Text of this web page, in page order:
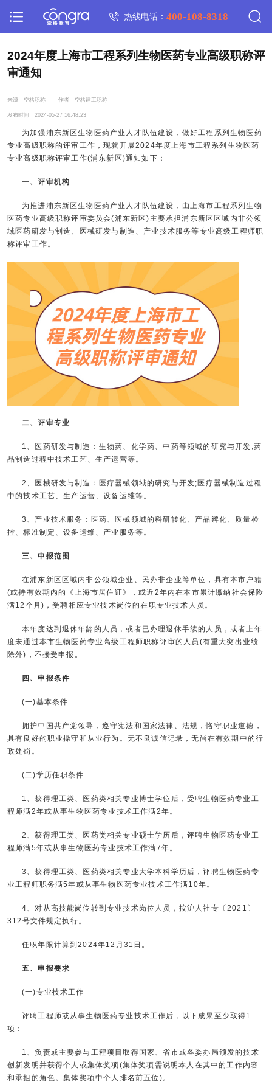
热线电话：400-108-8318
2024年度上海市工程系列生物医药专业高级职称评
审通知
来源：空格职称 作者：空格建工职称
发布时间：2024-05-27 16:48:23
为加强浦东新区生物医药产业人才队伍建设，做好工程系列生物医药
专业高级职称的评审工作，现就开展2024年度上海市工程系列生物医药
专业高级职称评审工作(浦东新区)通知如下：
一、评审机构
为推进浦东新区生物医药产业人才队伍建设，由上海市工程系列生物
医药专业高级职称评审委员会(浦东新区)主要承担浦东新区区域内非公领
域医药研发与制造、医械研发与制造、产业技术服务等专业高级工程师职
称评审工作。
二、评审专业
1、医药研发与制造：生物药、化学药、中药等领域的研究与开发;药
品制造过程中技术工艺、生产运营等。
2、医械研发与制造：医疗器械领域的研究与开发;医疗器械制造过程
中的技术工艺、生产运营、设备运维等。
3、产业技术服务：医药、医械领域的科研转化、产品孵化、质量检
控、标准制定、设备运维、产业服务等。
三、申报范围
在浦东新区区域内非公领域企业、民办非企业等单位，具有本市户籍
(或持有效期内的《上海市居住证》，或近2年内在本市累计缴纳社会保险
满12个月)，受聘相应专业技术岗位的在职专业技术人员。
本年度达到退休年龄的人员，或者已办理退休手续的人员，或者上年
度未通过本市生物医药专业高级工程师职称评审的人员(有重大突出业绩
除外)，不接受申报。
四、申报条件
(一)基本条件
拥护中国共产党领导，遵守宪法和国家法律、法规，恪守职业道德，
具有良好的职业操守和从业行为。无不良诚信记录，无尚在有效期中的行
政处罚。
(二)学历任职条件
1、获得理工类、医药类相关专业博士学位后，受聘生物医药专业工
程师满2年或从事生物医药专业技术工作满2年。
2、获得理工类、医药类相关专业硕士学历后，评聘生物医药专业工
程师满5年或从事生物医药专业技术工作满7年。
3、获得理工类、医药类相关专业大学本科学历后，评聘生物医药专
业工程师职务满5年或从事生物医药专业技术工作满10年。
4、对从高技能岗位转到专业技术岗位人员，按沪人社专〔2021〕
312号文件规定执行。
任职年限计算到2024年12月31日。
五、申报要求
(一)专业技术工作
评聘工程师或从事生物医药专业技术工作后，以下成果至少取得1
项：
1、负责或主要参与工程项目取得国家、省市或各委办局颁发的技术
创新发明并获得个人或集体奖项(集体奖项需说明本人在其中的工作内容
和承担的角色。集体奖项中个人排名前五位)。